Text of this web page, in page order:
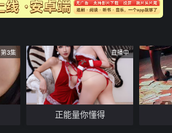
第3集 直播中
正能量你懂得